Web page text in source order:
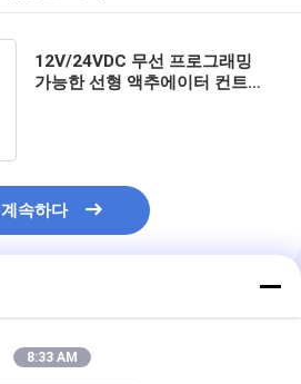
12V/24VDC 무선 프로그래밍
가능한 선형 액추에이터 컨트롤
계속하다
8:33 AM